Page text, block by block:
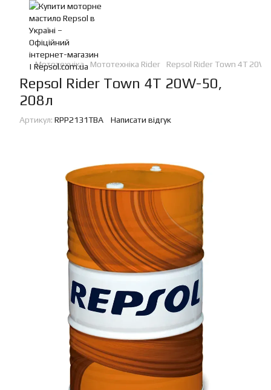
Мототехніка Мототехніка Rider Repsol Rider Town 4T
Repsol Rider Town 4T 20W-50,
208л
Артикул: RPP2131TBA Написати відгук